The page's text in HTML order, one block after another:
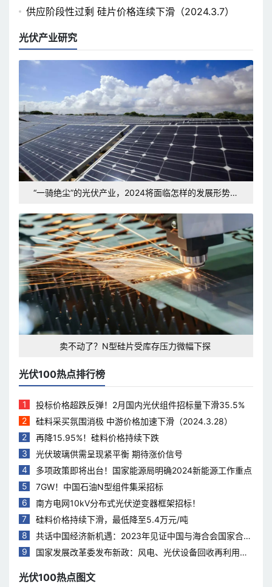
供应阶段性过剩 硅片价格连续下滑（2024.3.7）
光伏产业研究
“一骑绝尘”的光伏产业，2024将面临怎样的发展形势和
卖不动了？N型硅片受库存压力微幅下探
光伏100热点排行榜
1
投标价格超跌反弹！2月国内光伏组件招标量下滑35.5%
2
硅料采买氛围消极 中游价格加速下滑（2024.3.28）
2
再降15.95%！硅料价格持续下跌
3
光伏玻璃供需呈现紧平衡 期待涨价信号
4
多项政策即将出台！国家能源局明确2024新能源工作重点
5
7GW！中国石油N型组件集采招标
6
南方电网10kV分布式光伏逆变器框架招标！
7
硅料价格持续下滑，最低降至5.4万元/吨
8
共话中国经济新机遇：2023年见证中国与海合会国家合作
热度持续升温
9
国家发展改革委发布新政：风电、光伏设备回收再利用，
光伏100热点图文